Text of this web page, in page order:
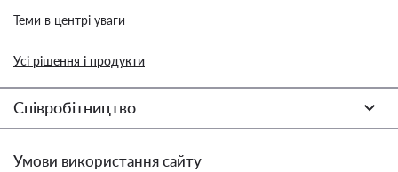
Теми в центрі уваги
Усі рішення і продукти
Співробітництво
Умови використання сайту